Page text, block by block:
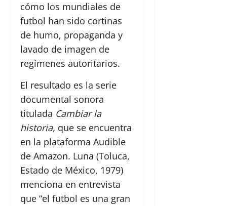
cómo los mundiales de
futbol han sido cortinas
de humo, propaganda y
lavado de imagen de
regímenes autoritarios.
El resultado es la serie
documental sonora
titulada Cambiar la
historia, que se encuentra
en la plataforma Audible
de Amazon. Luna (Toluca,
Estado de México, 1979)
menciona en entrevista
que “el futbol es una gran